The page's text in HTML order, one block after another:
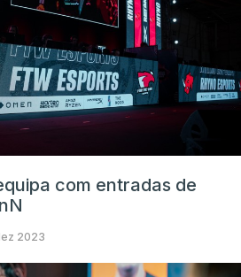
com entradas de
2023